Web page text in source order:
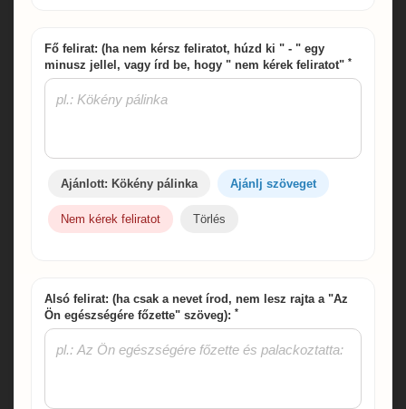
Fő felirat: (ha nem kérsz feliratot, húzd ki " - " egy
minusz jellel, vagy írd be, hogy " nem kérek feliratot" *
Ajánlott: Kökény pálinka Ajánlj szöveget
Nem kérek feliratot Törlés
Alsó felirat: (ha csak a nevet írod, nem lesz rajta a "Az
Ön egészségére főzette" szöveg): *